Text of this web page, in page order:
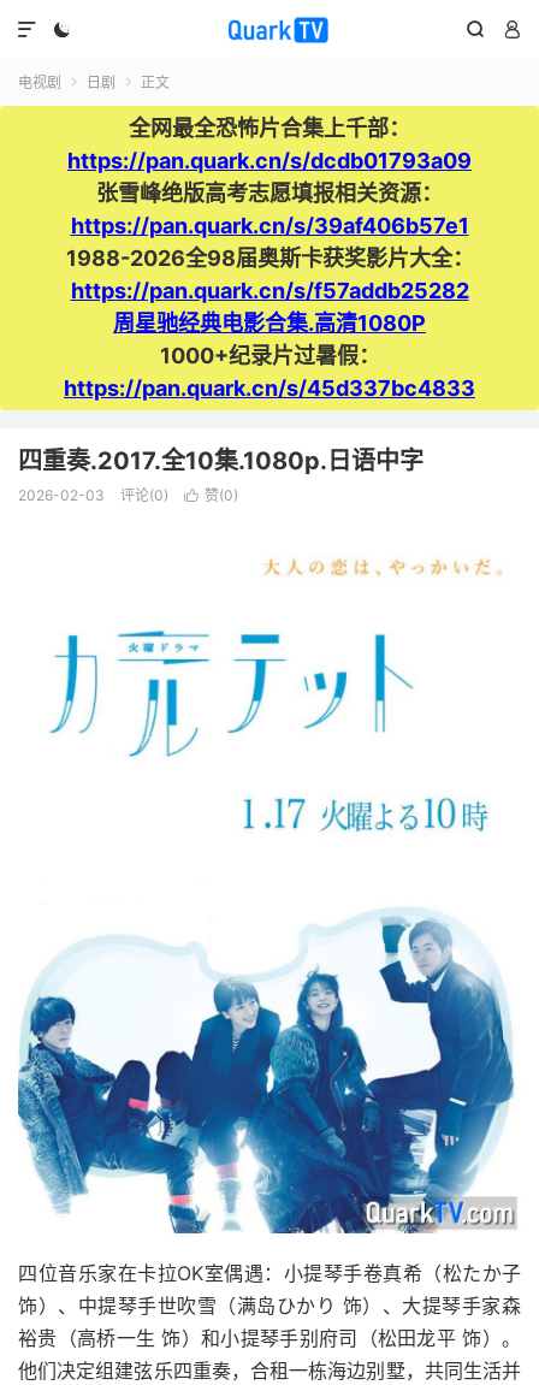
  

电视剧  日剧  正文
全网最全恐怖片合集上千部：
https://pan.quark.cn/s/dcdb01793a09
张雪峰绝版高考志愿填报相关资源：
https://pan.quark.cn/s/39af406b57e1
1988-2026全98届奥斯卡获奖影片大全：
https://pan.quark.cn/s/f57addb25282
周星驰经典电影合集.高清1080P
1000+纪录片过暑假：
https://pan.quark.cn/s/45d337bc4833
四重奏.2017.全10集.1080p.日语中字
2026-02-03 评论(0)  赞(0)
四位音乐家在卡拉OK室偶遇：小提琴手卷真希（松たか子
饰）、中提琴手世吹雪（满岛ひかり 饰）、大提琴手家森
裕贵（高桥一生 饰）和小提琴手别府司（松田龙平 饰）。
他们决定组建弦乐四重奏，合租一栋海边别墅，共同生活并